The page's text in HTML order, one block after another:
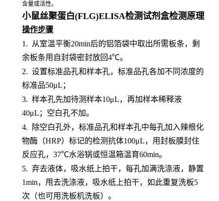
含量或活性。
小鼠丝聚蛋白(FLG)ELISA检测试剂盒检测原理
操作步骤
1.
从室温平衡20min后的铝箔袋中取出所需板条，剩
余板条用自封袋密封放回4℃。
2. 设置标准品孔和样本孔，标准品孔各加不同浓度的
标准品50μL；
3. 样本孔先加待测样本10μL，再加样本稀释液
40μL；空白孔不加。
4.
除空白孔外，标准品孔和样本孔中每孔加入辣根化
物酶（HRP）标记的检测抗体100μL，用封板膜封住
反应孔，37℃水浴锅或恒温箱温育60min。
5. 弃去液体，吸水纸上拍干，每孔加满洗涤液，静置
1min，甩去洗涤液，吸水纸上拍干，如此重复洗板5
次（也可用洗板机洗板）。